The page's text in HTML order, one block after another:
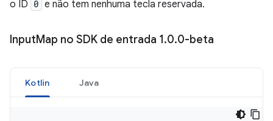
o ID 0 e não tem nenhuma tecla reservada.
InputMap no SDK de entrada 1.0.0-beta
Kotlin Java